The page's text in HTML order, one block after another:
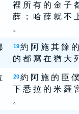
裡 所 有 的 金 子
薛 ； 哈 薛 就 不
。
19 約 阿 施 其 餘
的 都 寫 在 猶 大
20 約 阿 施 的 臣
下 悉 拉 的 米 羅
。